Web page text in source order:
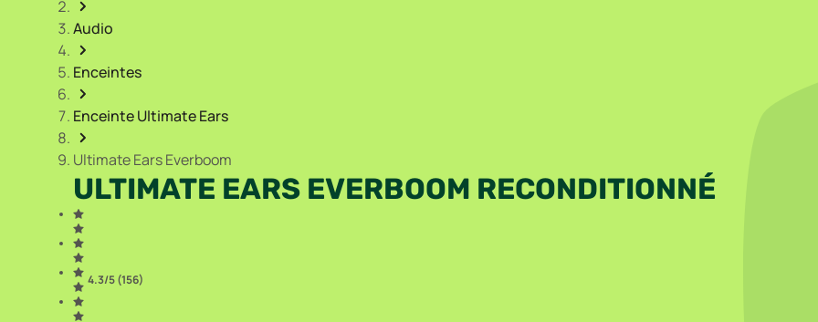
Audio
Enceintes
Enceinte Ultimate Ears
Ultimate Ears Everboom
ULTIMATE EARS EVERBOOM RECONDITIONNÉ
4.3/5 (156)